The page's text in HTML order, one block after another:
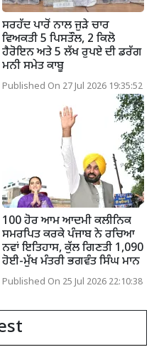
ਸਰਹੱਦ ਪਾਰੋਂ ਨਾਲ ਜੁੜੇ ਚਾਰ
ਵਿਅਕਤੀ 5 ਪਿਸਤੌਲ, 2 ਕਿਲੋ
ਹੈਰੋਇਨ ਅਤੇ 5 ਲੱਖ ਰੁਪਏ ਦੀ ਡਰੱਗ
ਮਨੀ ਸਮੇਤ ਕਾਬੂ
Published On 27 Jul 2026 19:35:52
100 ਹੋਰ ਆਮ ਆਦਮੀ ਕਲੀਨਿਕ
ਸਮਰਪਿਤ ਕਰਕੇ ਪੰਜਾਬ ਨੇ ਰਚਿਆ
ਨਵਾਂ ਇਤਿਹਾਸ, ਕੁੱਲ ਗਿਣਤੀ 1,090
ਹੋਈ-ਮੁੱਖ ਮੰਤਰੀ ਭਗਵੰਤ ਸਿੰਘ ਮਾਨ
Published On 25 Jul 2026 22:10:38